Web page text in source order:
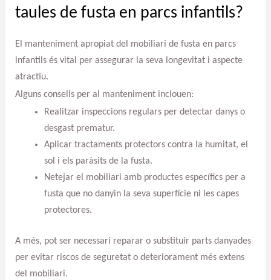
taules de fusta en parcs infantils?
El manteniment apropiat del mobiliari de fusta en parcs
infantils és vital per assegurar la seva longevitat i aspecte
atractiu.
Alguns consells per al manteniment inclouen:
Realitzar inspeccions regulars per detectar danys o
desgast prematur.
Aplicar tractaments protectors contra la humitat, el
sol i els paràsits de la fusta.
Netejar el mobiliari amb productes específics per a
fusta que no danyin la seva superfície ni les capes
protectores.
A més, pot ser necessari reparar o substituir parts danyades
per evitar riscos de seguretat o deteriorament més extens
del mobiliari.